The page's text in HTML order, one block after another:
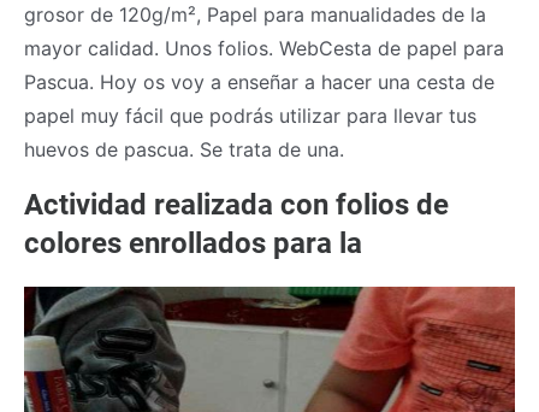
grosor de 120g/m², Papel para manualidades de la
mayor calidad. Unos folios. WebCesta de papel para
Pascua. Hoy os voy a enseñar a hacer una cesta de
papel muy fácil que podrás utilizar para llevar tus
huevos de pascua. Se trata de una.
Actividad realizada con folios de
colores enrollados para la